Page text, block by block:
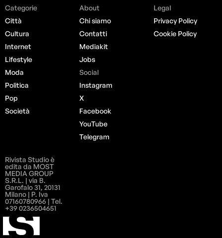
Categorie
Città
Cultura
Internet
Lifestyle
Moda
Politica
Pop
Società
About
Chi siamo
Contatti
Mediakit
Jobs
Social
Instagram
X
Facebook
YouTube
Telegram
Legal
Privacy Policy
Cookie Policy
Rivista Studio è
edita da MOST
MEDIA GROUP
S.R.L. | via B.
Garofalo 31, 20131
Milano | P. Iva
07160780966 | Tel.
+39 0236504651